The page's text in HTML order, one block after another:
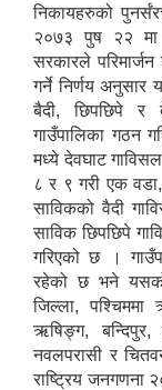
निकायहरुको
२०७३ पुष २२ मा
सरकारले
गर्ने निर्णय अनुसार
बैदी, छिपछिपे र
गाउँपालिका गठन
मध्ये देवघाट
८ र ९ गरी एक
साविकको वैदी
साविक छिपछिपे
गरिएको छ ।
रहेको छ भने यसको
जिल्ला, पश्चिममा
ऋषिङ्ग, बन्दिपुर,
नवलपरासी र
राष्ट्रिय जनगणना